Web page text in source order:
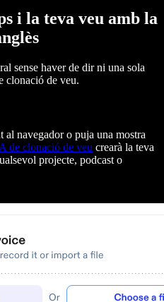
i la teva veu amb la
sense haver de dir ni una sola
clonació de veu.
al navegador o puja una mostra
de clonació de veu crearà la teva
projecte, podcast o